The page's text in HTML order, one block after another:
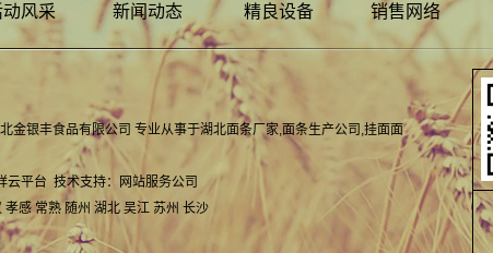
动风采 新闻动态 精良设备 销售网络
金银丰食品有限公司 专业从事于湖北面条厂家,面条生产公司 ,挂面面
云平台 技术支持：
网站服务公司
孝感 常熟 随州 湖北 吴江 苏州 长沙